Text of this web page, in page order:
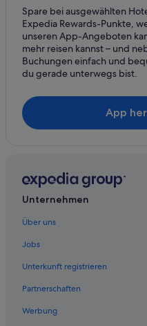
Business in Saint-
Strand in Saint-Thomas-
Stadtzentrum von
Touques Hotels
Golf in Trouville-sur-Mer
Hotels mit Casino in
Hotels mit Whirlpool in
Hotels mit WLAN in
Strand in Trouville-sur-Mer
Trouville-Sur-Mer Hotels
Vauville Hotels
Spare bei ausgewählten
Expedia Rewards-Punkte,
unseren App-Angeboten
mehr reisen kannst – und
Buchungen einfach und
du gerade unterwegs bist.
App
Unternehmen
Über uns
Jobs
Unterkunft registrieren
Partnerschaften
Werbung